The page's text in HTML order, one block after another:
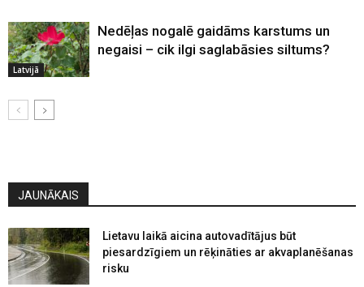
Latvijā
Nedēļas nogalē gaidāms karstums un
negaisi – cik ilgi saglabāsies siltums?
JAUNĀKAIS
Lietavu laikā aicina autovadītājus būt
piesardzīgiem un rēķināties ar akvaplanēšanas
risku